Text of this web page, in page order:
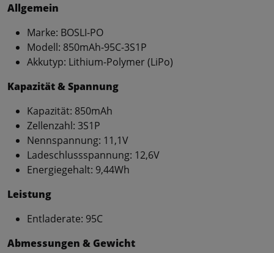
Allgemein
Marke: BOSLI-PO
Modell: 850mAh-95C-3S1P
Akkutyp: Lithium-Polymer (LiPo)
Kapazität & Spannung
Kapazität: 850mAh
Zellenzahl: 3S1P
Nennspannung: 11,1V
Ladeschlussspannung: 12,6V
Energiegehalt: 9,44Wh
Leistung
Entladerate: 95C
Abmessungen & Gewicht